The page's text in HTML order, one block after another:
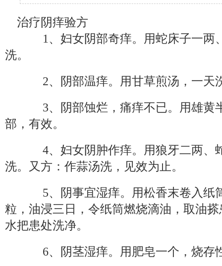
治疗阴痒验方
1、妇女阴部奇痒。用蛇床子一两
洗。
2、阴部温痒。用甘草煎汤，一天
3、阴部蚀烂，痛痒不已。用雄黄
部，有效。
4、妇女阴肿作痒。用狼牙二两、
洗。又方：作蒜汤洗，见效为止。
5、阴事宜湿痒。用松香末卷入纸
粒，油浸三日，令纸筒燃烧滴油，取油
水把患处洗净。
6、阴茎湿痒。用肥皂一个，烧存